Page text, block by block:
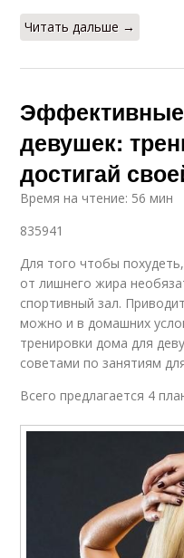
Читать дальше →
девушек:
достигай
Время на чтение: 56 мин
835941
Для того чтобы
от лишнего жира
спортивный зал.
можно и в домашних
тренировки дома для
советами по занятиям
Всего предлагается 4